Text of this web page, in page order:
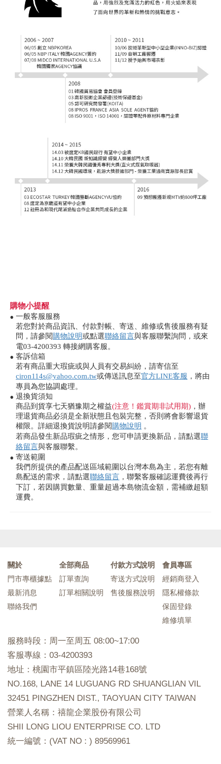
購物小提醒
● 一般客服服務
若您對於商品資訊、付款對帳、寄送、維修或售後服務有疑
問，請參閱購物說明或點選聯絡留言與客服聯繫詢問，或來
電03-4200393 轉接網購客服。
● 客訴信箱
若有商品重大瑕疵或與人員有交易糾紛，請寄信至
ciron114s@yahoo.com.tw或傳送訊息至官方LINE客服 ，將由
專員為您協調處理。
● 退換貨須知
商品到貨享七天猶豫期之權益(注意！鑑賞期非試用期) ，辦
理退貨商品必須是全新狀態且包裝完整，否則將會影響退貨
權限。詳細退換貨說明請參閱購物說明 。
若商品發生新品瑕疵之情形，您可申請更換新品，請點選聯
絡留言與客服聯繫。
● 寄送範圍
我們所提供的產品配送區域範圍以台灣本島為主，若您有離
島配送的需求，請點選聯絡留言 ，聯繫客服確認運費後再行
下訂，若因購買數量、重量超過本島物流金額，需補繳超額
運費。
關於
門市專櫃據點
最新消息
聯絡我們
全部商品
訂單查詢
訂單相關說明
付款方式說明
寄送方式說明
售後服務說明
會員專區
經銷商登入
隱私權條款
保固登錄
維修填單
服務時段：周一至周五 08:00~17:00
客服專線：03-4200393
地址：桃園市平鎮區陸光路14巷168號
NO.168, LANE 14 LUGUANG RD SHUANGLIAN VIL
32451 PINGZHEN DIST., TAOYUAN CITY TAIWAN
營業人名稱：禧龍企業股份有限公司
SHII LONG LIOU ENTERPRISE CO. LTD
統一編號：(VAT NO : ) 89569961